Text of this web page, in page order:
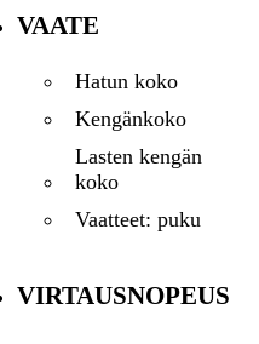
VAATE
Hatun koko
Kengänkoko
Lasten kengän
koko
Vaatteet: puku
VIRTAUSNOPEUS